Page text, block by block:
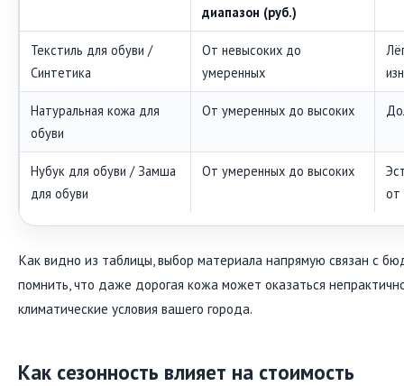
диапазон (руб.)
Текстиль для обуви /
Синтетика
От невысоких до
умеренных
Натуральная кожа для
обуви
От умеренных до высоких
Нубук для обуви / Замша
для обуви
От умеренных до высоких
от
Как видно из таблицы, выбор материала напрямую связан с
помнить, что даже дорогая кожа может оказаться
климатические условия вашего города.
Как сезонность влияет на стоимость